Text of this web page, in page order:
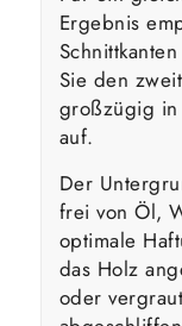
Ergebnis
Sie den
großzügig in
auf.
Der
frei von Öl,
optimale
das Holz
oder